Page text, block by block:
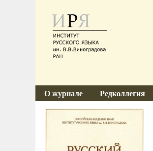
О журнале Редколлегия